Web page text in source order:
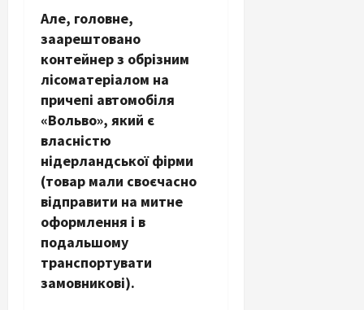
Але, головне,
заарештовано
контейнер з обрізним
лісоматеріалом на
причепі автомобіля
«Вольво», який є
власністю
нідерландської фірми
(товар мали своєчасно
відправити на митне
оформлення і в
подальшому
транспортувати
замовникові).